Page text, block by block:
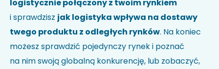
logistycznie połączony z twoim rynkiem
i sprawdzisz jak logistyka wpływa na dostawy
twego produktu z odległych rynków. Na koniec
możesz sprawdzić pojedynczy rynek i poznać
na nim swoją globalną konkurencję, lub zobaczyć,